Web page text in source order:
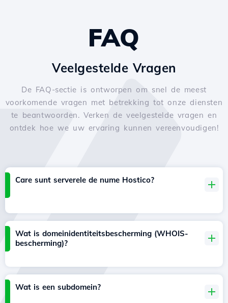
FAQ
Veelgestelde Vragen
De FAQ-sectie is ontworpen om snel de meest
voorkomende vragen met betrekking tot onze diensten
te beantwoorden. Verken de veelgestelde vragen en
ontdek hoe we uw ervaring kunnen vereenvoudigen!
Care sunt serverele de nume Hostico?
Wat is domeinidentiteitsbescherming (WHOIS-
bescherming)?
Wat is een subdomein?